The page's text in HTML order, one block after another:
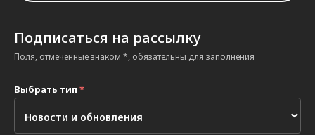
Подписаться на рассылку
Поля, отмеченные знаком *, обязательны для заполнения
Выбрать тип *